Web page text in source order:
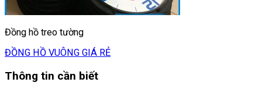
Đồng hồ treo tường
ĐỒNG HỒ VUÔNG GIÁ RẺ
Thông tin cần biết